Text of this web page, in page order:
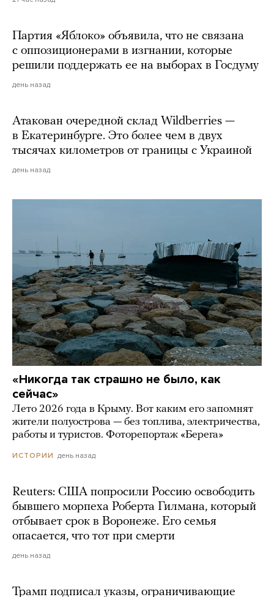
Партия «Яблоко» объявила, что не связана
с оппозиционерами в изгнании, которые
решили поддержать ее на выборах в Госдуму
день назад
Атакован очередной склад Wildberries —
в Екатеринбурге. Это более чем в двух
тысячах километров от границы с Украиной
день назад
«Никогда так страшно не было, как
сейчас»
Лето 2026 года в Крыму. Вот каким его запомнят
жители полуострова — без топлива, электричества,
работы и туристов. Фоторепортаж «Берега»
ИСТОРИИ день назад
Reuters: США попросили Россию освободить
бывшего морпеха Роберта Гилмана, который
отбывает срок в Воронеже. Его семья
опасается, что тот при смерти
день назад
Трамп подписал указы, ограничивающие